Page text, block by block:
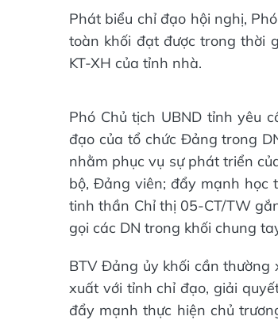
Phát biểu chỉ đạo hội nghị,
toàn khối đạt được trong thời
KT-XH của tỉnh nhà.
Phó Chủ tịch UBND tỉnh yêu
đạo của tổ chức Đảng trong
nhằm phục vụ sự phát triển
bộ, Đảng viên; đẩy mạnh học
tinh thần Chỉ thị 05-CT/TW
gọi các DN trong khối chung
BTV Đảng ủy khối cần thường
xuất với tỉnh chỉ đạo, giải
đẩy mạnh thực hiện chủ